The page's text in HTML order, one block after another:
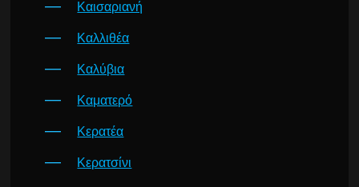
Καισαριανή
Καλλιθέα
Καλύβια
Καματερό
Κερατέα
Κερατσίνι